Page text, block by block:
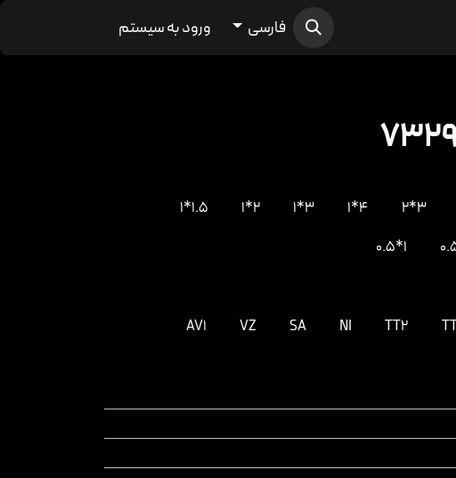
فارسی ورود به سیستم
3*2
4*1
3*1
2*1
1.5*1
1*0.5
TT2
NI
SA
VZ
AV1